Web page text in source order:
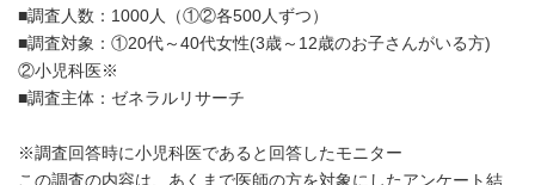
■調査人数：1000人（①②各500人ずつ）
■調査対象：①20代～40代女性(3歳～12歳のお子さんがいる方)
②小児科医※
■調査主体：ゼネラルリサーチ
※調査回答時に小児科医であると回答したモニター
この調査の内容は、あくまで医師の方を対象にしたアンケート結